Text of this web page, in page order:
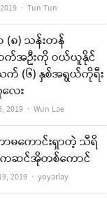
Author
Tun Tun
(၈) သန်းတန်
က်အဦးကို ဝယ်ယူနိုင်
(၆) နှစ်အရွယ်ကိုရီး
ေး
2019 Author
Wun Lae
မကောင်းရှာတဲ့ သီရိ
ကဆင်အိုတစ်ကောင်
2019 Author
yoyarlay